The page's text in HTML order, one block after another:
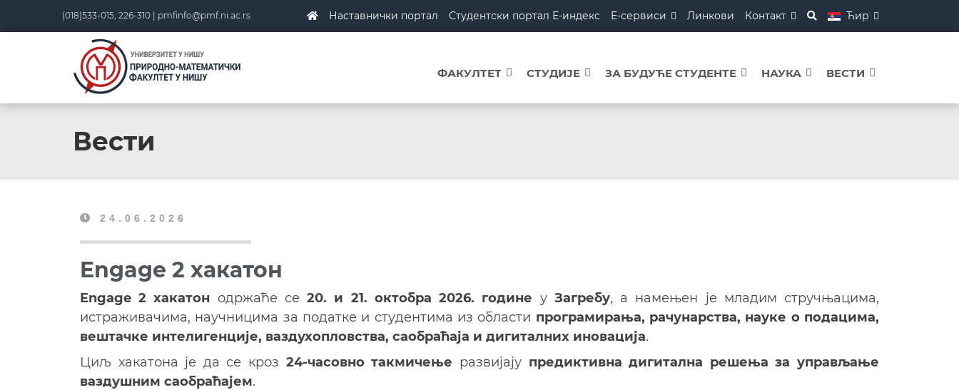
(018)533-015, 226-310 | pmfinfo@pmf.ni.ac.rs Наставнички портал Студентски портал Е-индекс Е-сервиси Линкови Контакт Ћир
ФАКУЛТЕТ СТУДИЈЕ ЗА БУДУЋЕ СТУДЕНТЕ НАУКА ВЕСТИ
Вести
24.06.2026
Engage 2 хакатон
Engage 2 хакатон одржаће се20. и 21. октобра 2026. године у Загребу, а намењен је младим стручњацима,
истраживачима, научницима за податке и студентима из области програмирања, рачунарства, науке о подацима,
вештачке интелигенције, ваздухопловства, саобраћаја и дигиталних иновација.
Циљ хакатона је да се кроз 24-часовно такмичење развијају предиктивна дигитална решења за управљање
ваздушним саобраћајем.